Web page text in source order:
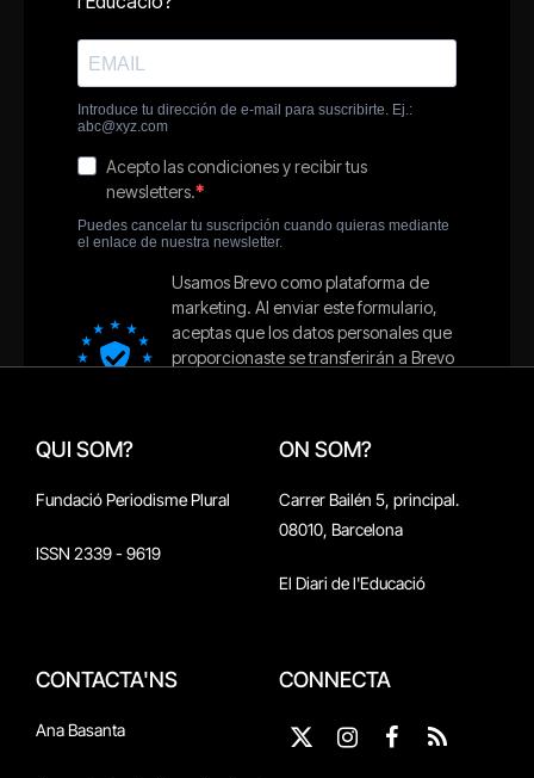
QUI SOM?
Fundació Periodisme Plural
ISSN 2339 - 9619
ON SOM?
Carrer Bailén 5, principal.
08010, Barcelona
El Diari de l'Educació
CONTACTA'NS
Ana Basanta
CONNECTA
X
Instagram
Facebook
RSS